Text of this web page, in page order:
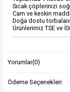
Sıcak çöplerinizi
Cam ve keskin
Doğa dostu
Ürünlerimiz TSE ve
Yorumlar(0)
Ödeme Seçenekleri